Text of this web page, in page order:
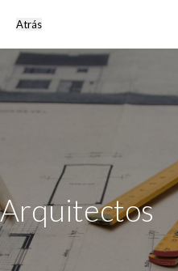
Arquitectos